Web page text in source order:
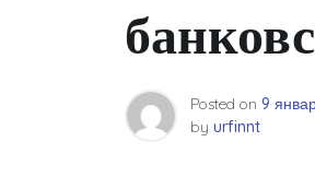
Posted on 9
by urfinnt